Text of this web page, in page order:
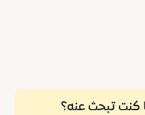
تبحث عنه؟